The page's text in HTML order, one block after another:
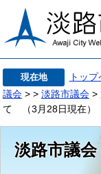
現在地 トッ
議会 > > 淡路市議会 >
て （3月28日現在）
淡路市議会